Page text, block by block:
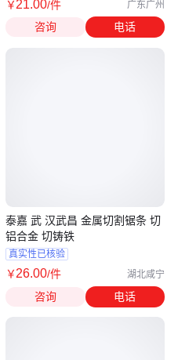
￥21.00/件 广东广州
咨询 电话
泰嘉 武 汉武昌 金属切割锯条 切
铝合金 切铸铁
真实性已核验
￥26.00/件 湖北咸宁
咨询 电话